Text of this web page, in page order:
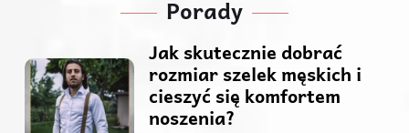
Porady
Jak skutecznie dobrać
rozmiar szelek męskich i
cieszyć się komfortem
noszenia?